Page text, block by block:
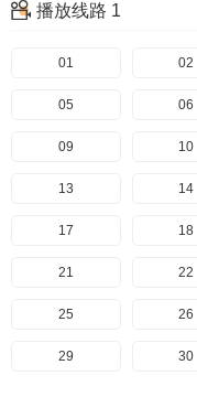
播放线路 1
01 02
05 06
09 10
13 14
17 18
21 22
25 26
29 30